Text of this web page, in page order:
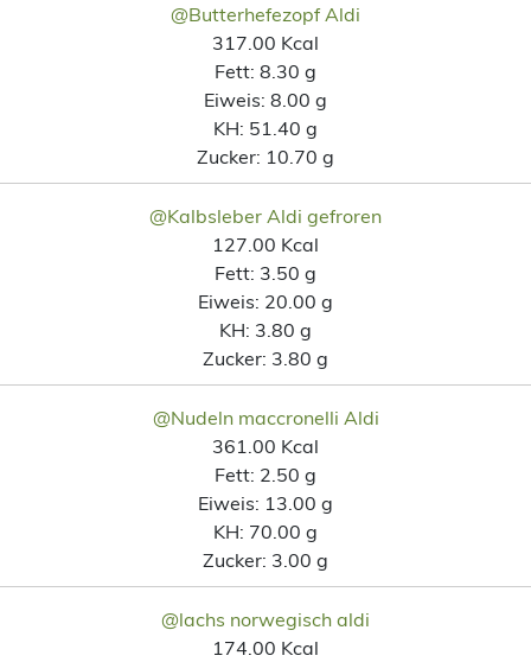
@Butterhefezopf Aldi
317.00 Kcal
Fett: 8.30 g
Eiweis: 8.00 g
KH: 51.40 g
Zucker: 10.70 g
@Kalbsleber Aldi gefroren
127.00 Kcal
Fett: 3.50 g
Eiweis: 20.00 g
KH: 3.80 g
Zucker: 3.80 g
@Nudeln maccronelli Aldi
361.00 Kcal
Fett: 2.50 g
Eiweis: 13.00 g
KH: 70.00 g
Zucker: 3.00 g
@lachs norwegisch aldi
174.00 Kcal